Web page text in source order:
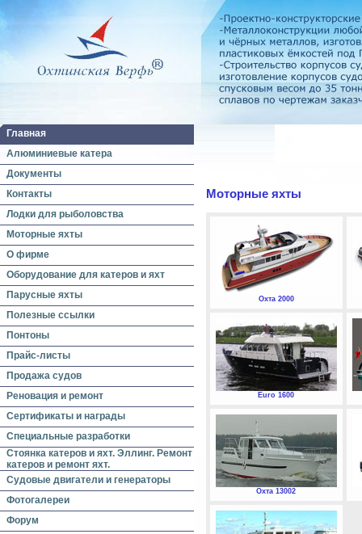
Главная
Алюминиевые катера
Документы
Контакты
Лодки для рыболовства
Моторные яхты
О фирме
Оборудование для катеров и яхт
Парусные яхты
Полезные ссылки
Понтоны
Прайс-листы
Продажа судов
Реновация и ремонт
Сертификаты и награды
Специальные разработки
Стоянка катеров и яхт. Эллинг. Ремонт
катеров и ремонт яхт.
Судовые двигатели и генераторы
Фотогалереи
Форум
Моторные яхты
Охта 2000
Euro 1600
Охта 13002